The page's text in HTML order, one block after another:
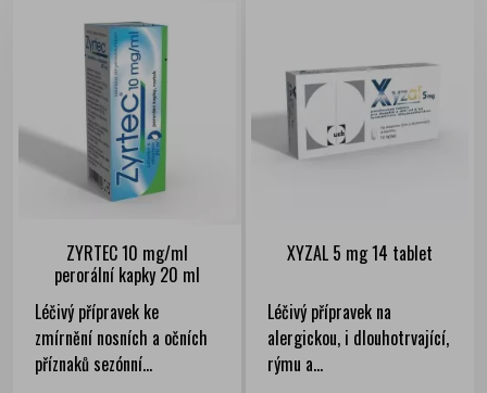
ZYRTEC 10 mg/ml
perorální kapky 20 ml
Léčivý přípravek ke
zmírnění nosních a očních
příznaků sezónní...
XYZAL 5 mg 14 tablet
Léčivý přípravek na
alergickou, i dlouhotrvající,
rýmu a...